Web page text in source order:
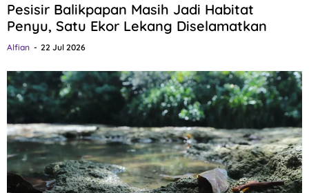
Pesisir Balikpapan Masih Jadi Habitat
Penyu, Satu Ekor Lekang Diselamatkan
Alfian 22 Jul 2026